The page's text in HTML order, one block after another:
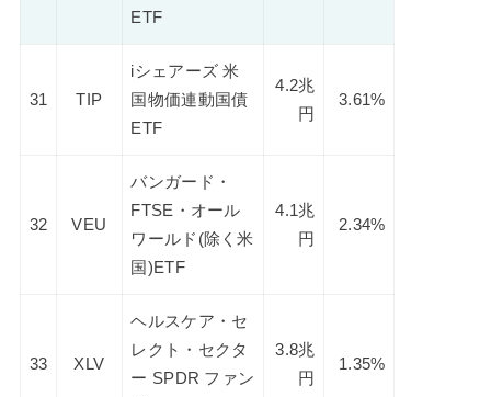
ETF
31 TIP
iシェアーズ 米
国物価連動国債
ETF
4.2兆
円
3.61%
32 VEU
バンガード・
FTSE・オール
ワールド(除く米
国)ETF
4.1兆
円
2.34%
33 XLV
ヘルスケア・セ
レクト・セクタ
ー SPDR ファン
3.8兆
円
1.35%